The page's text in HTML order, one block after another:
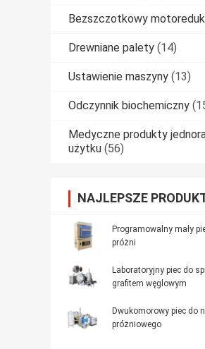
Bezszczotkowy
Drewniane palety (14)
Ustawienie maszyny (13)
Odczynnik biochemiczny
Medyczne produkty
użytku (56)
NAJLEPSZE
Programowalny mały
próżni
Laboratoryjny piec do
grafitem węglowym
Dwukomorowy piec do
próżniowego